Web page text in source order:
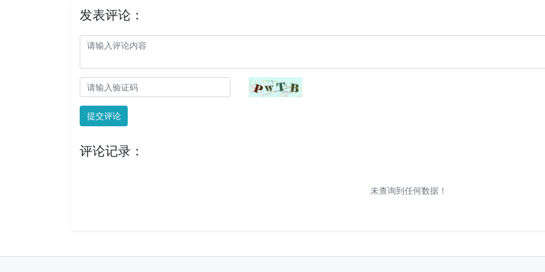
发表评论：
提交评论
评论记录：
未查询到任何数据！